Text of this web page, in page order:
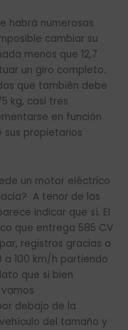
habrá numerosas
cambiar su
menos que 12,7
un giro completo.
que también debe
kg, casi tres
en función
propietarios
un motor eléctrico
A tenor de las
indicar que sí. El
que entrega 585 CV
registros gracias a
a 100 km/h partiendo
que si bien
debajo de la
del tamaño y